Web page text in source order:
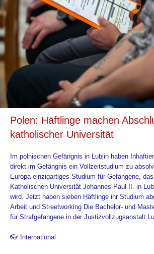
Polen: Häftlinge machen
katholischer Universität
Im polnischen Gefängnis in Lublin haben
direkt im Gefängnis ein Vollzeitstudium zu
Europa einzigartiges Studium für Gefangene,
Katholischen Universität Johannes Paul II. in
wird. Jetzt haben sieben Häftlinge ihr Studium
Arbeit und Streetworking Die Bachelor- und
für Strafgefangene in der Justizvollzugsanstalt
👓 International